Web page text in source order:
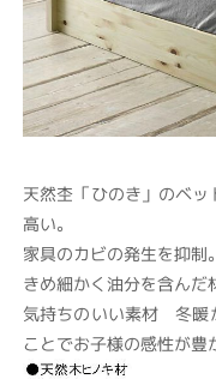
天然杢「ひのき」のベ
高い。
家具のカビの発生を抑制。
きめ細かく油分を含んだ
気持ちのいい素材 冬暖
ことでお子様の感性が豊